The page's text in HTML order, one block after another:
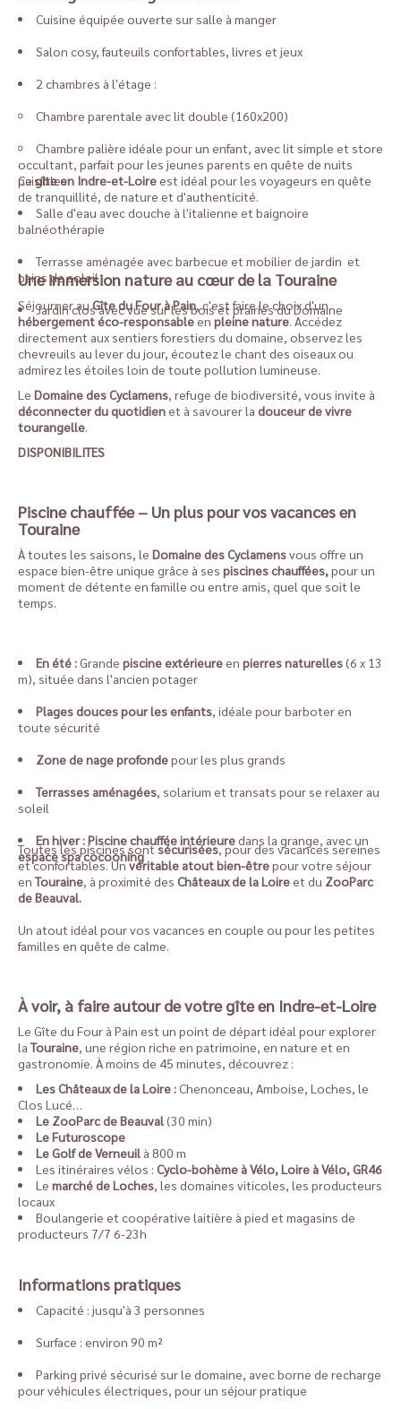
Cuisine équipée ouverte sur salle à manger
Salon cosy, fauteuils confortables, livres et jeux
2 chambres à l'étage :
Chambre parentale avec lit double (160x200)
Chambre palière idéale pour un enfant, avec lit simple et store
occultant, parfait pour les jeunes parents en quête de nuits
paisibles
Salle d'eau avec douche à l'italienne et baignoire
balnéothérapie
Terrasse aménagée avec barbecue et mobilier de jardin et
bains de soleil
Jardin clos avec vue sur les bois et prairies du Domaine
Cegîte en Indre-et-Loireest idéal pour les voyageurs en quête
de tranquillité, de nature et d'authenticité.
Une immersion nature au cœur de la Touraine
Séjourner au Gîte du Four à Pain , c'est faire le choix d'un
hébergement éco-responsableen pleine nature . Accédez
directement aux sentiers forestiers du domaine, observez les
chevreuils au lever du jour, écoutez le chant des oiseaux ou
admirez les étoiles loin de toute pollution lumineuse.
Le Domaine des Cyclamens , refuge de biodiversité, vous invite à
déconnecter du quotidienet à savourer la douceur de vivre
tourangelle
DISPONIBILITES
Piscine chauffée – Un plus pour vos vacances en
Touraine
À toutes les saisons, le Domaine des Cyclamensvous offre un
espace bien-être unique grâce à ses piscines chauffées, pour un
moment de détente en famille ou entre amis, quel que soit le
temps.
En été :Grande piscine extérieureen pierres naturelles(6 x 13
m), située dans l'ancien potager
Plages douces pour les enfants , idéale pour barboter en
toute sécurité
Zone de nage profondepour les plus grands
Terrasses aménagées , solarium et transats pour se relaxer au
soleil
En hiver : Piscine chauffée intérieuredans la grange, avec un
espace spa cocooning
Toutes les piscines sontsécurisées, pour des vacances sereines
et confortables. Unvéritable atout bien-êtrepour votre séjour
enTouraine , à proximité des Châteaux de la Loireet du ZooParc
de Beauval.
Un atout idéal pour vos vacances en couple ou pour les petites
familles en quête de calme.
À voir, à faire autour de votre gîte en Indre-et-Loire
Le Gîte du Four à Pain est un point de départ idéal pour explorer
laTouraine , une région riche en patrimoine, en nature et en
gastronomie. À moins de 45 minutes, découvrez :
Les Châteaux de la Loire :Chenonceau, Amboise, Loches, le
Clos Lucé…
Le ZooParc de Beauval (30 min)
Le Futuroscope
Le Golf de Verneuil à 800 m
Les itinéraires vélos : Cyclo-bohème à Vélo, Loire à Vélo, GR46
Le marché de Loches , les domaines viticoles, les producteurs
locaux
Boulangerie et coopérative laitière à pied et magasins de
producteurs 7/7 6-23h
Informations pratiques
Capacité : jusqu'à 3 personnes
Surface : environ 90 m²
Parking privé sécurisé sur le domaine, avec borne de recharge
pour véhicules électriques, pour un séjour pratique